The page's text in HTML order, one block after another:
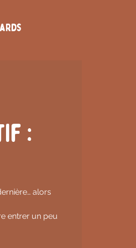
:
alors
entrer un peu